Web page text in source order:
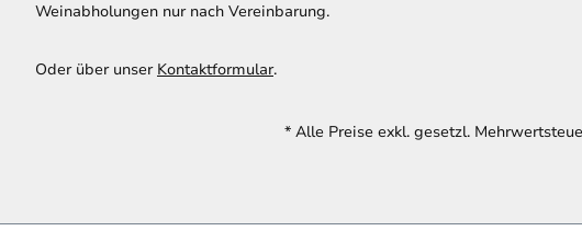
Weinabholungen nur nach Vereinbarung.
Oder über unser Kontaktformular.
* Alle Preise exkl. gesetzl.